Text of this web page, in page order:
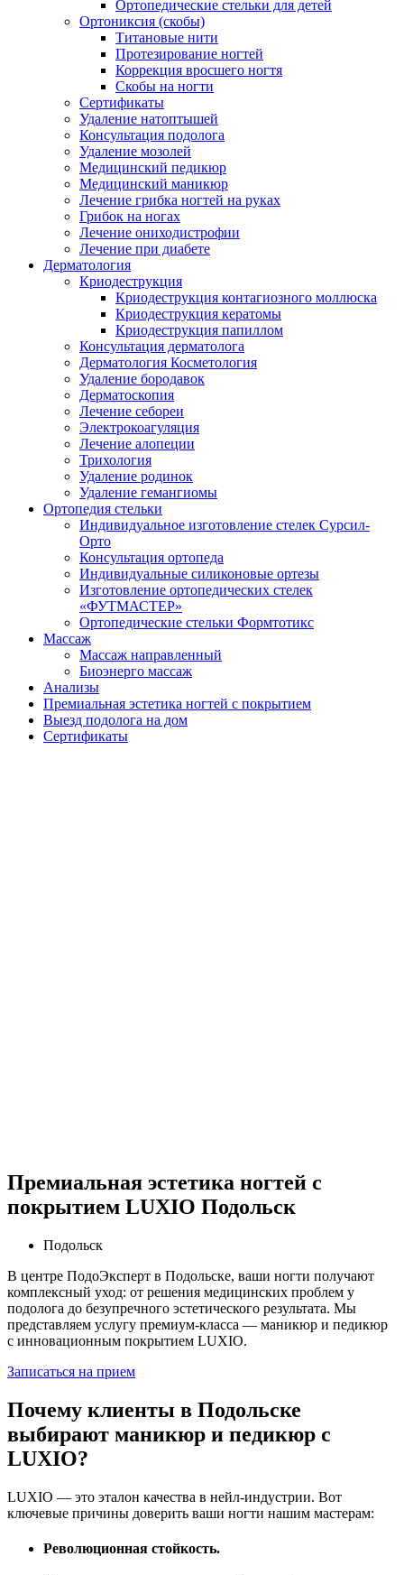
Ортопедические стельки для детей
Ортониксия (скобы)
Титановые нити
Протезирование ногтей
Коррекция вросшего ногтя
Скобы на ногти
Сертификаты
Удаление натоптышей
Консультация подолога
Удаление мозолей
Медицинский педикюр
Медицинский маникюр
Лечение грибка ногтей на руках
Грибок на ногах
Лечение ониходистрофии
Лечение при диабете
Дерматология
Криодеструкция
Криодеструкция контагиозного моллюска
Криодеструкция кератомы
Криодеструкция папиллом
Консультация дерматолога
Дерматология Косметология
Удаление бородавок
Дерматоскопия
Лечение себореи
Электрокоагуляция
Лечение алопеции
Трихология
Удаление родинок
Удаление гемангиомы
Ортопедия стельки
Индивидуальное изготовление стелек Сурсил-
Орто
Консультация ортопеда
Индивидуальные силиконовые ортезы
Изготовление ортопедических стелек
«ФУТМАСТЕР»
Ортопедические стельки Формтотикс
Массаж
Массаж направленный
Биоэнерго массаж
Анализы
Премиальная эстетика ногтей с покрытием
Выезд подолога на дом
Сертификаты
Премиальная эстетика ногтей с
покрытием LUXIO Подольск
Подольск
В центре ПодоЭксперт в Подольске, ваши ногти получают
комплексный уход: от решения медицинских проблем у
подолога до безупречного эстетического результата. Мы
представляем услугу премиум-класса — маникюр и педикюр
с инновационным покрытием LUXIO.
Записаться на прием
Почему клиенты в Подольске
выбирают маникюр и педикюр с
LUXIO?
LUXIO — это эталон качества в нейл-индустрии. Вот
ключевые причины доверить ваши ногти нашим мастерам:
Революционная стойкость.